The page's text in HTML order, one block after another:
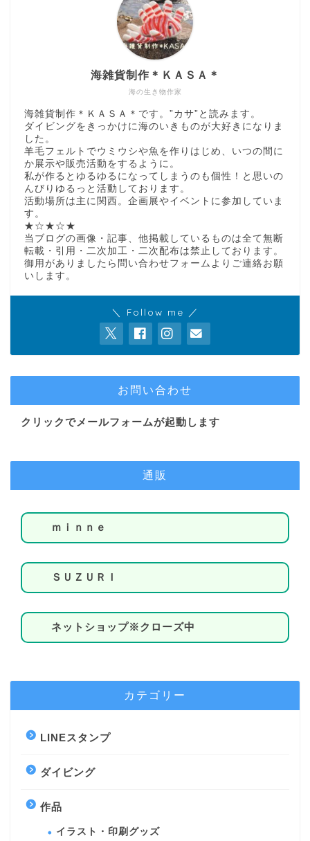
海の生き物作家
海雑貨制作＊ＫＡＳＡ＊
海雑貨制作＊ＫＡＳＡ＊です。”カサ”と読みます。
ダイビングをきっかけに海のいきものが大好きになりま
した。
羊毛フェルトでウミウシや魚を作りはじめ、いつの間に
か展示や販売活動をするように。
私が作るとゆるゆるになってしまうのも個性！と思いの
んびりゆるっと活動しております。
活動場所は主に関西。企画展やイベントに参加していま
す。
★☆★☆★
当ブログの画像・記事、他掲載しているものは全て無断
転載・引用・二次加工・二次配布は禁止しております。
御用がありましたら問い合わせフォームよりご連絡お願
いします。
＼ Follow me ／
お問い合わせ
クリックでメールフォームが起動します
通販
ｍｉｎｎｅ
ＳＵＺＵＲＩ
ネットショップ※クローズ中
カテゴリー
LINEスタンプ
ダイビング
作品
イラスト・印刷グッズ